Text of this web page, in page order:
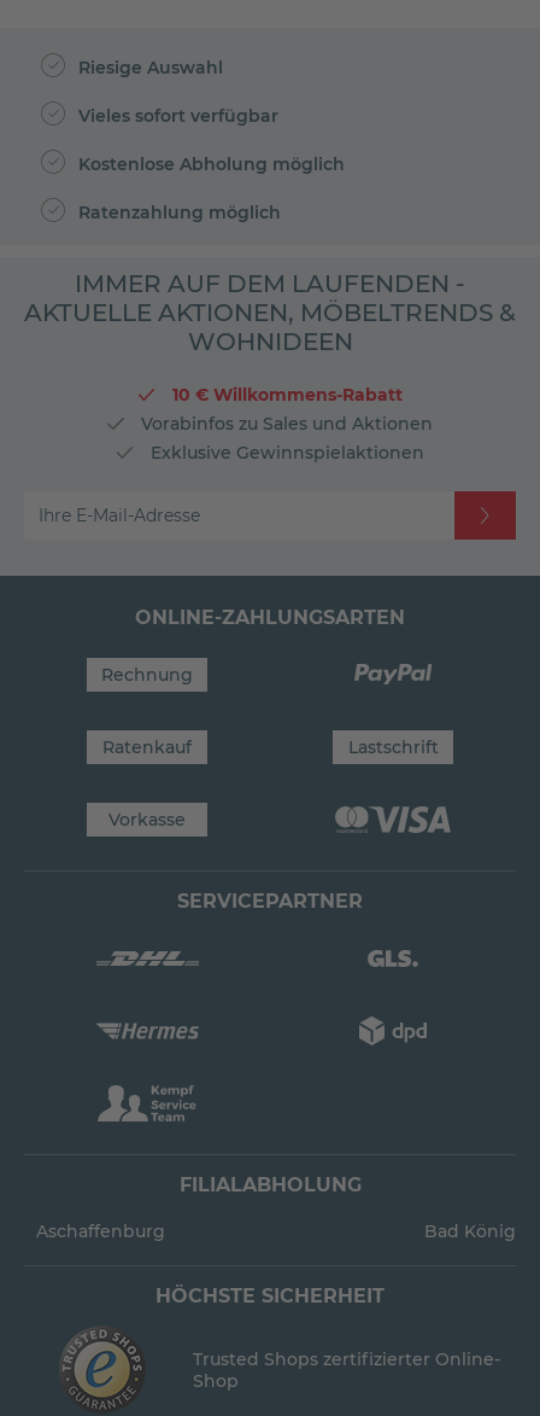
Riesige Auswahl
Vieles sofort verfügbar
Kostenlose Abholung möglich
Ratenzahlung möglich
IMMER AUF DEM LAUFENDEN -
AKTUELLE AKTIONEN, MÖBELTRENDS &
WOHNIDEEN
10 € Willkommens-Rabatt
Vorabinfos zu Sales und Aktionen
Exklusive Gewinnspielaktionen
Ihre E-Mail-Adresse
ONLINE-ZAHLUNGSARTEN
Rechnung
Ratenkauf Lastschrift
Vorkasse
SERVICEPARTNER
FILIALABHOLUNG
Aschaffenburg Bad König
HÖCHSTE SICHERHEIT
Trusted Shops zertifizierter Online-
Shop